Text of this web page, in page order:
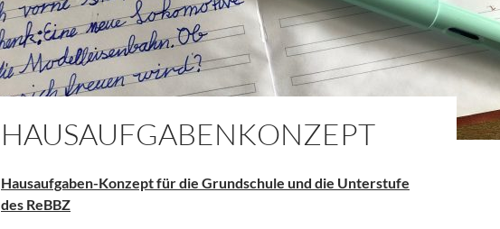
HAUSAUFGABENKONZEPT
Hausaufgaben-Konzept für die Grundschule und die Unterstufe
des ReBBZ